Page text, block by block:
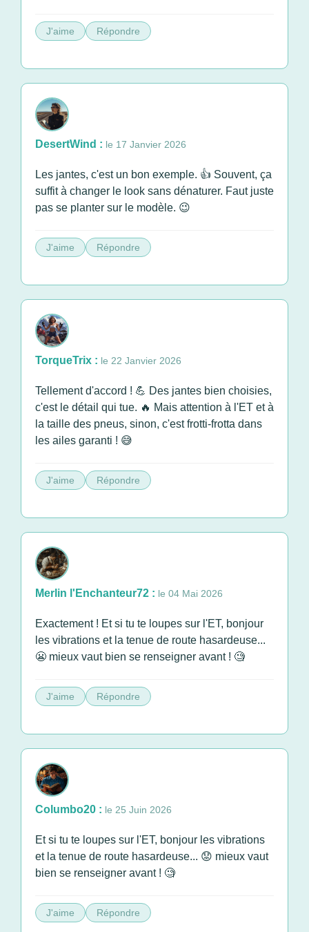
J'aime Répondre
DesertWind : le 17 Janvier 2026
Les jantes, c'est un bon exemple. 👍 Souvent, ça
suffit à changer le look sans dénaturer. Faut juste
pas se planter sur le modèle. 😉
J'aime Répondre
TorqueTrix : le 22 Janvier 2026
Tellement d'accord ! 💪 Des jantes bien choisies,
c'est le détail qui tue. 🔥 Mais attention à l'ET et à
la taille des pneus, sinon, c'est frotti-frotta dans
les ailes garanti ! 😅
J'aime Répondre
Merlin l'Enchanteur72 : le 04 Mai 2026
Exactement ! Et si tu te loupes sur l'ET, bonjour
les vibrations et la tenue de route hasardeuse...
😬 mieux vaut bien se renseigner avant ! 🧐
J'aime Répondre
Columbo20 : le 25 Juin 2026
Et si tu te loupes sur l'ET, bonjour les vibrations
et la tenue de route hasardeuse... 😟 mieux vaut
bien se renseigner avant ! 🧐
J'aime Répondre